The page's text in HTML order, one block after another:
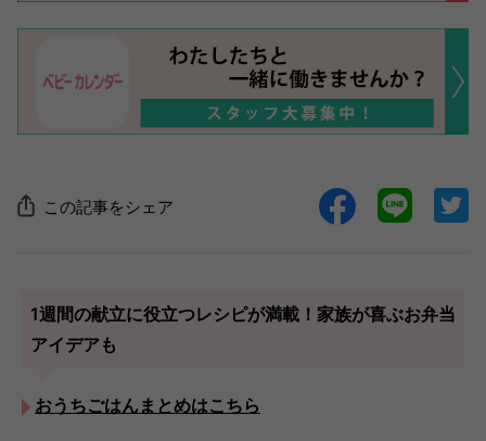
この記事をシェア
1週間の献立に役立つレシピが満載！家族が喜ぶお弁当
アイデアも
おうちごはんまとめはこちら